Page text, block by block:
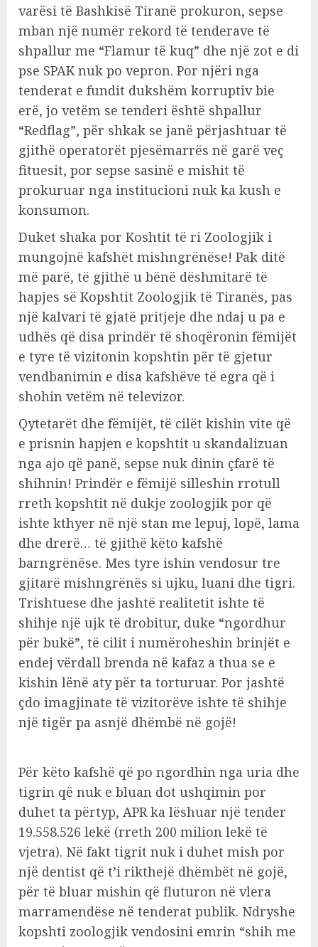
varësi të Bashkisë Tiranë prokuron, sepse
mban një numër rekord të tenderave të
shpallur me “Flamur të kuq” dhe një zot e di
pse SPAK nuk po vepron. Por njëri nga
tenderat e fundit dukshëm korruptiv bie
erë, jo vetëm se tenderi është shpallur
“Redflag”, për shkak se janë përjashtuar të
gjithë operatorët pjesëmarrës në garë veç
fituesit, por sepse sasinë e mishit të
prokuruar nga institucioni nuk ka kush e
konsumon.
Duket shaka por Koshtit të ri Zoologjik i
mungojnë kafshët mishngrënëse! Pak ditë
më parë, të gjithë u bënë dëshmitarë të
hapjes së Kopshtit Zoologjik të Tiranës, pas
një kalvari të gjatë pritjeje dhe ndaj u pa e
udhës që disa prindër të shoqëronin fëmijët
e tyre të vizitonin kopshtin për të gjetur
vendbanimin e disa kafshëve të egra që i
shohin vetëm në televizor.
Qytetarët dhe fëmijët, të cilët kishin vite që
e prisnin hapjen e kopshtit u skandalizuan
nga ajo që panë, sepse nuk dinin çfarë të
shihnin! Prindër e fëmijë silleshin rrotull
rreth kopshtit në dukje zoologjik por që
ishte kthyer në një stan me lepuj, lopë, lama
dhe drerë… të gjithë këto kafshë
barngrënëse. Mes tyre ishin vendosur tre
gjitarë mishngrënës si ujku, luani dhe tigri.
Trishtuese dhe jashtë realitetit ishte të
shihje një ujk të drobitur, duke “ngordhur
për bukë”, të cilit i numëroheshin brinjët e
endej vërdall brenda në kafaz a thua se e
kishin lënë aty për ta torturuar. Por jashtë
çdo imagjinate të vizitorëve ishte të shihje
një tigër pa asnjë dhëmbë në gojë!
Për këto kafshë që po ngordhin nga uria dhe
tigrin që nuk e bluan dot ushqimin por
duhet ta përtyp, APR ka lëshuar një tender
19.558.526 lekë (rreth 200 milion lekë të
vjetra). Në fakt tigrit nuk i duhet mish por
një dentist që t’i rikthejë dhëmbët në gojë,
për të bluar mishin që fluturon në vlera
marramendëse në tenderat publik. Ndryshe
kopshti zoologjik vendosini emrin “shih me